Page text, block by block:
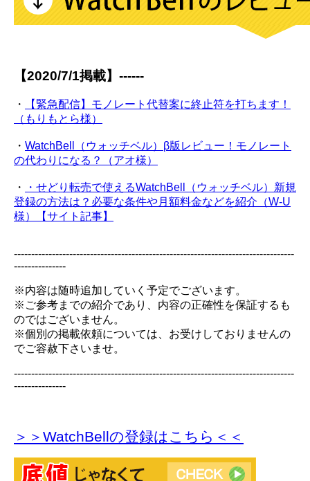
【2020/7/1掲載】------
・
【緊急配信】モノレート代替案に終止符を打ちます！
（もりもとら様）
・ WatchBell（ウォッチベル）β版レビュー！モノレート
の代わりになる？（アオ様）
・
・せどり転売で使えるWatchBell（ウォッチベル）新規
登録の方法は？必要な条件や月額料金などを紹介（W-U
様）【サイト記事】
---------------------------------------------------------------------------------
---------------
※内容は随時追加していく予定でございます。
※ご参考までの紹介であり、内容の正確性を保証するも
のではございません。
※個別の掲載依頼については、お受けしておりませんの
でご容赦下さいませ。
---------------------------------------------------------------------------------
---------------
＞＞WatchBellの登録はこちら＜＜